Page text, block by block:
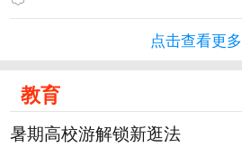
点击查看更多
教育
暑期高校游解锁新逛法